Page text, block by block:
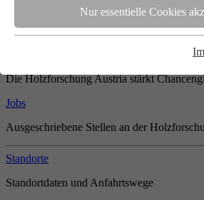
Nur essentielle Cookies
Unsere gesamte Kompetenz ist in unseren
gebündelt
Die Holzforschung Austria stärkt
Jobs
Ausgeschriebene Stellen an der
Standorte
Standortdaten und Anfahrtswege